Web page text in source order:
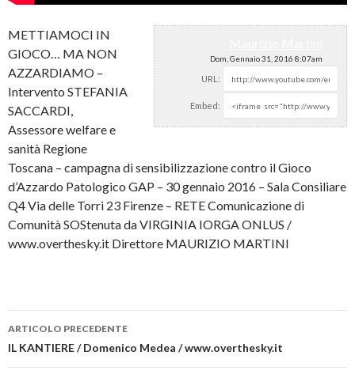
Dom, Gennaio 31, 2016 8:07am
URL:
Embed:
METTIAMOCI IN
GIOCO… MA NON
AZZARDIAMO –
Intervento STEFANIA
SACCARDI,
Assessore welfare e
sanità Regione
Toscana – campagna di sensibilizzazionecontro il Gioco
d’Azzardo Patologico GAP – 30 gennaio 2016 – Sala Consiliare
Q4 Via delle Torri 23 Firenze – RETE Comunicazione di
Comunità SOStenuta da VIRGINIA IORGA ONLUS /
www.overthesky.it Direttore MAURIZIO MARTINI
Navigazione articolo
ARTICOLO PRECEDENTE
IL KANTIERE / Domenico Medea / www.overthesky.it